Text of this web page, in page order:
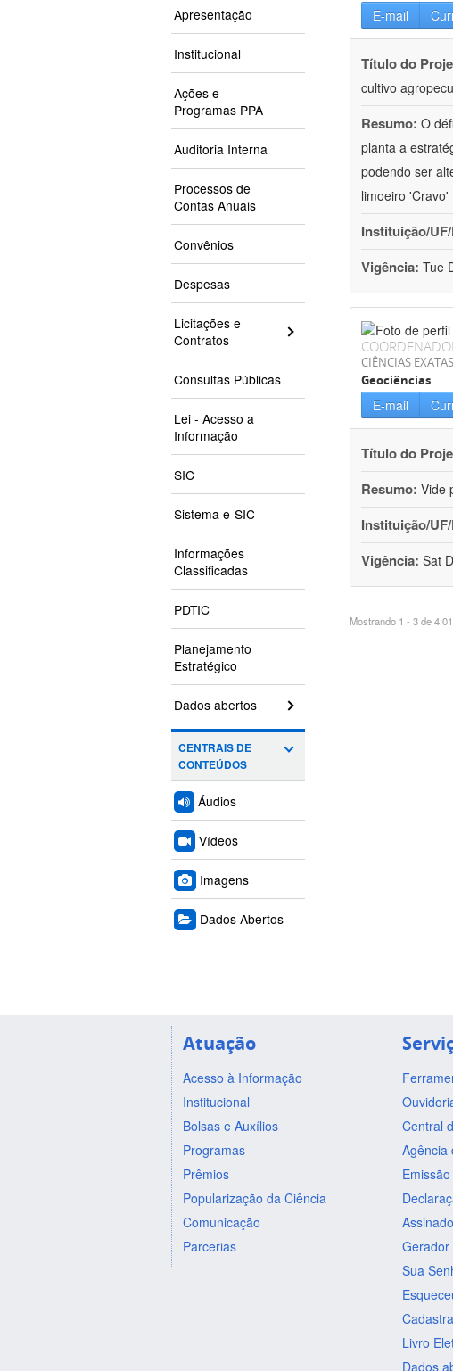
Apresentação
Institucional
Ações e
Programas PPA
Auditoria Interna
Processos de
Contas Anuais
Convênios
Despesas
Licitações e
Contratos
Consultas Públicas
Lei - Acesso a
Informação
SIC
Sistema e-SIC
Informações
Classificadas
PDTIC
Planejamento
Estratégico
Dados abertos
CENTRAIS DE
CONTEÚDOS
Áudios
Vídeos
Imagens
Dados Abertos
E-mail
Título do
cultivo
Resumo: O
planta a
podendo ser
limoeiro
Instituição/
Vigência: Tue
CIÊNCIAS
Geociências
E-mail
Título do
Resumo: Vide
Instituição/
Vigência: Sat
Mostrando 1 - 3 de
Atuação
Acesso à Informação
Institucional
Bolsas e Auxílios
Programas
Prêmios
Popularização da Ciência
Comunicação
Parcerias
Central
Agência
Gerador
Sua
Livro
Dados